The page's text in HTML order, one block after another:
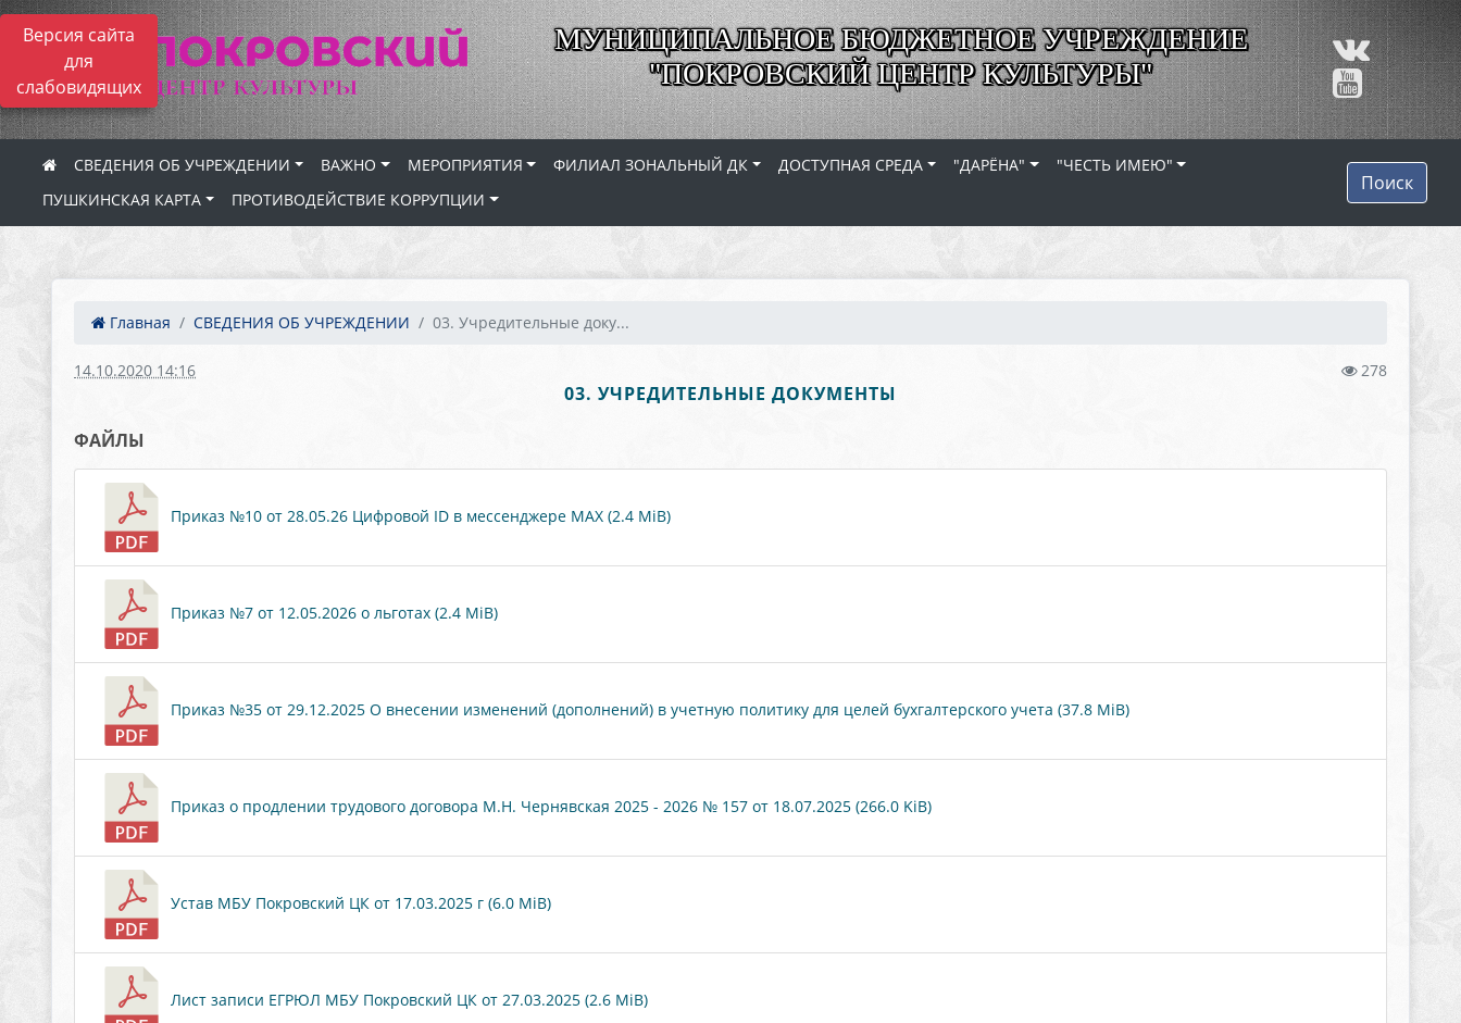
Версия сайта
для
слабовидящих
МУНИЦИПАЛЬНОЕ БЮДЖЕТНОЕ УЧРЕЖДЕНИЕ
"ПОКРОВСКИЙ ЦЕНТР КУЛЬТУРЫ"
СВЕДЕНИЯ ОБ УЧРЕЖДЕНИИ ВАЖНО МЕРОПРИЯТИЯ ФИЛИАЛ ЗОНАЛЬНЫЙ ДК ДОСТУПНАЯ СРЕДА "ДАРЁНА"
"ЧЕСТЬ ИМЕЮ"
ПУШКИНСКАЯ КАРТА
ПРОТИВОДЕЙСТВИЕ КОРРУПЦИИ
Поиск
Главная СВЕДЕНИЯ ОБ УЧРЕЖДЕНИИ 03. Учредительные доку...
14.10.2020 14:16 278
03. УЧРЕДИТЕЛЬНЫЕ ДОКУМЕНТЫ
ФАЙЛЫ
Приказ №10 от 28.05.26 Цифровой ID в мессенджере МАХ (2.4 MiB)
Приказ №7 от 12.05.2026 о льготах (2.4 MiB)
Приказ №35 от 29.12.2025 О внесении изменений (дополнений) в учетную политику для целей бухгалтерского учета (37.8 MiB)
Приказ о продлении трудового договора М.Н. Чернявская 2025 - 2026 № 157 от 18.07.2025 (266.0 KiB)
Устав МБУ Покровский ЦК от 17.03.2025 г (6.0 MiB)
Лист записи ЕГРЮЛ МБУ Покровский ЦК от 27.03.2025 (2.6 MiB)